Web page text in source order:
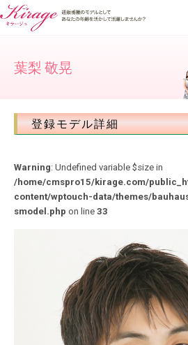
葉梨 敬晃
登録モデル詳細
Warning: Undefined variable $size in
/home/cmspro15/kirage.com/
content/wptouch-data/themes/
smodel.php on line 33